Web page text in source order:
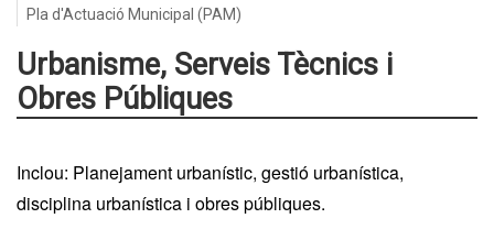
Pla d'Actuació Municipal (PAM)
Urbanisme, Serveis Tècnics i
Obres Públiques
Inclou: Planejament urbanístic, gestió urbanística,
disciplina urbanística i obres públiques.